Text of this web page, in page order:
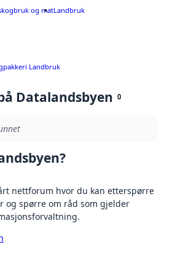
og matLandbruk
Landbruk
Datalandsbyen 0
nettforum hvor du kan etterspørre
og spørre om råd som gjelder